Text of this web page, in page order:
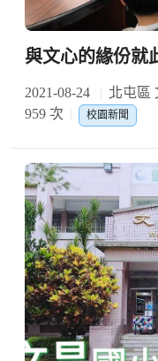
與文心的緣份就
2021-08-24 北屯區
959 次
校園新聞